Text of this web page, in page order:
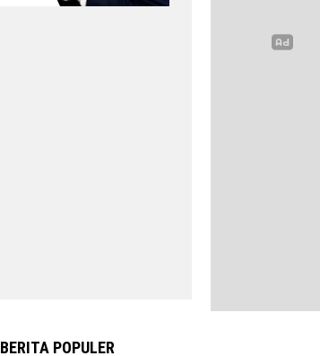
BERITA POPULER